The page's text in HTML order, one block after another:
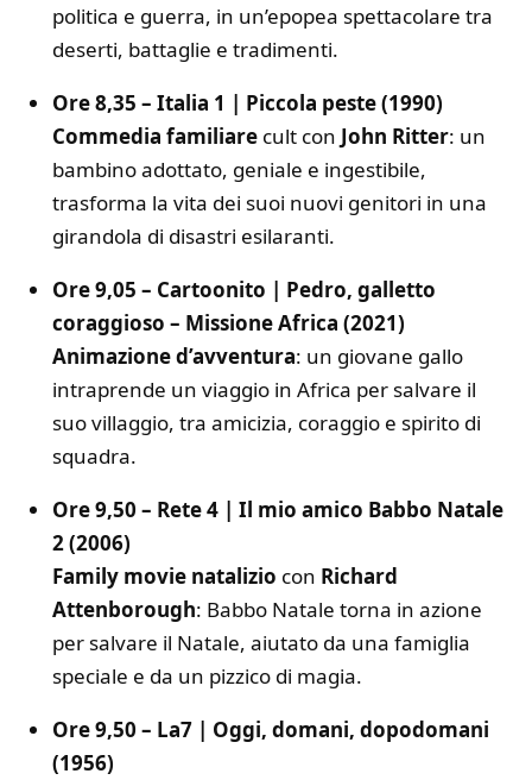
politica e guerra, in un’epopea spettacolare tra
deserti, battaglie e tradimenti.
Ore 8,35 – Italia 1 | Piccola peste (1990)
Commedia familiare cult con John Ritter: un
bambino adottato, geniale e ingestibile,
trasforma la vita dei suoi nuovi genitori in una
girandola di disastri esilaranti.
Ore 9,05 – Cartoonito | Pedro, galletto
coraggioso – Missione Africa (2021)
Animazione d’avventura: un giovane gallo
intraprende un viaggio in Africa per salvare il
suo villaggio, tra amicizia, coraggio e spirito di
squadra.
Ore 9,50 – Rete 4 | Il mio amico Babbo Natale
2 (2006)
Family movie natalizio con Richard
Attenborough: Babbo Natale torna in azione
per salvare il Natale, aiutato da una famiglia
speciale e da un pizzico di magia.
Ore 9,50 – La7 | Oggi, domani, dopodomani
(1956)